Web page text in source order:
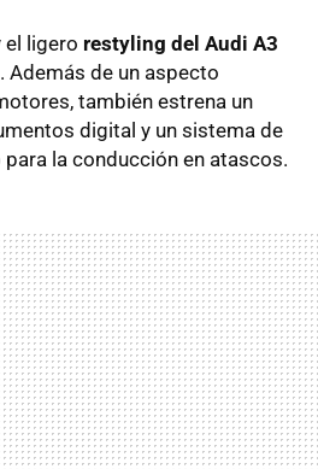
el ligero restyling del Audi A3
. Además de un aspecto
también estrena un
digital y un sistema de
la conducción en atascos.